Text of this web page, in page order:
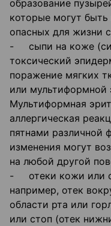
образование
которые могут быть
опасных для жизни
- сыпи на коже
токсический
поражение мягких
или мультиформной
Мультиформная
аллергическая
пятнами
изменения могут
на любой другой
- отеки кожи или
например, отек
области рта или
или стоп (отек